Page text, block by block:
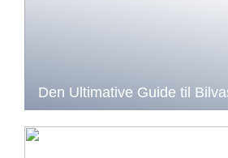
Den Ultimative Guide til